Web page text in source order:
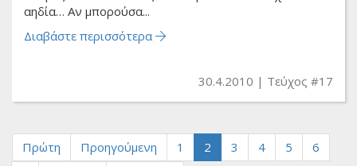
αηδία… Αν μπορούσα...
Διαβάστε περισσότερα
30.4.2010 Τεύχος #17
Πρώτη Προηγούμενη 1 2 3 4 5
6